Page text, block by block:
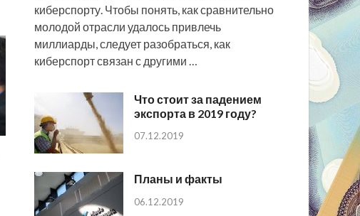
киберспорту. Чтобы понять, как сравнительно
молодой отрасли удалось привлечь
миллиарды, следует разобраться, как
киберспорт связан с другими …
Что стоит за падением
экспорта в 2019 году?
07.12.2019
Планы и факты
06.12.2019